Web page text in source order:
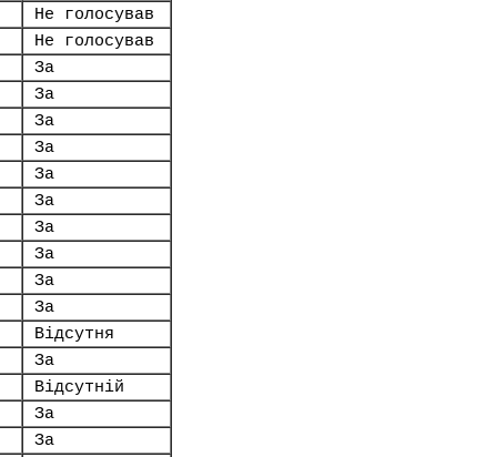
Не голосував
Не голосував
За
За
За
За
За
За
За
За
За
За
Відсутня
За
Відсутній
За
За